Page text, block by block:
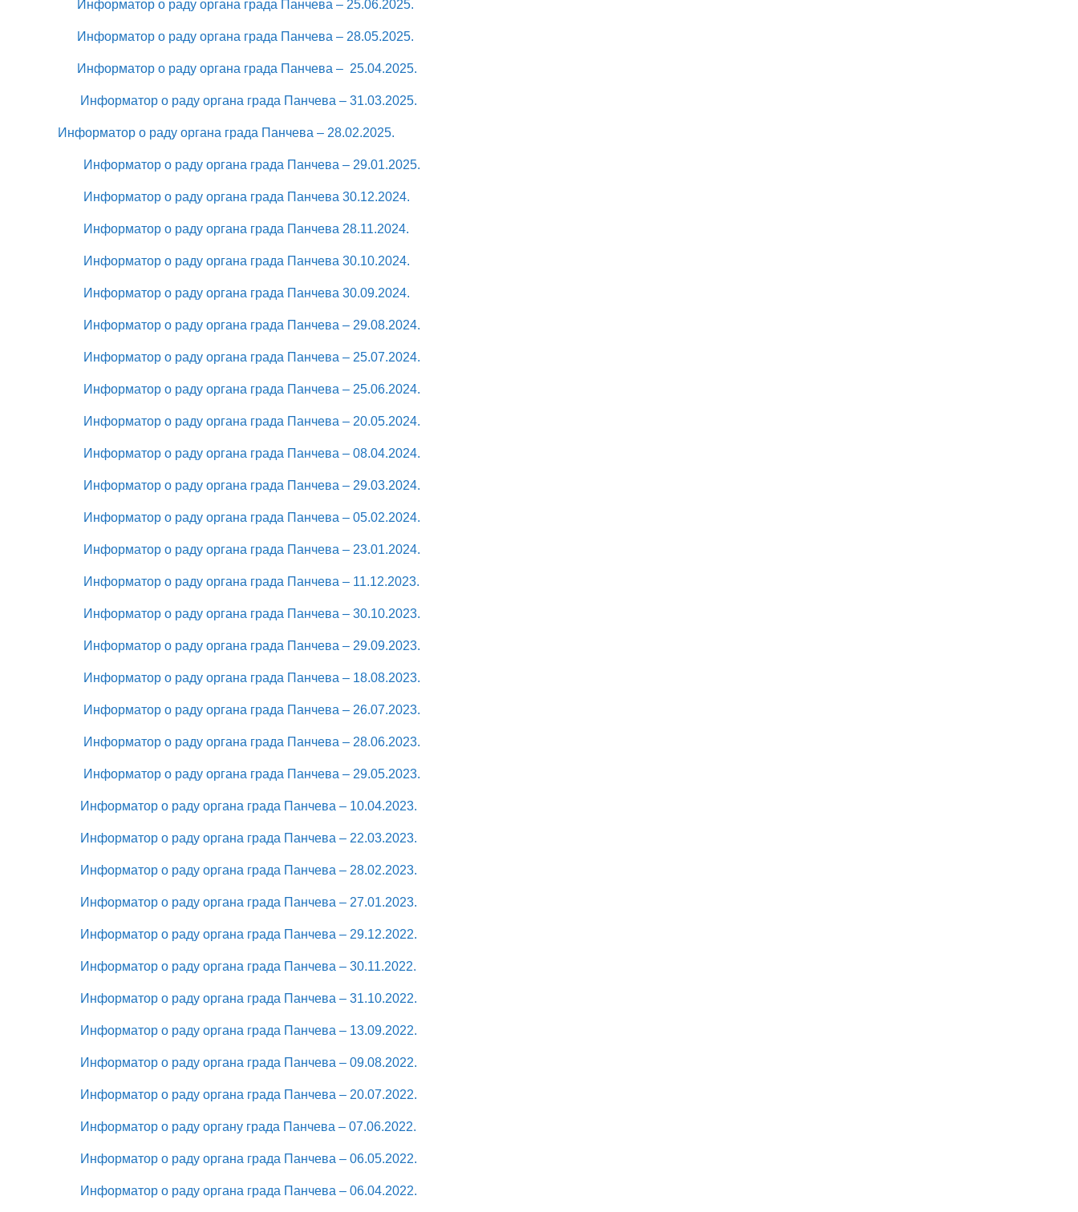
Информатор о раду органа града Панчева – 25.06.2025.
Информатор о раду органа града Панчева – 28.05.2025.
Информатор о раду органа града Панчева – 25.04.2025.
Информатор о раду органа града Панчева – 31.03.2025.
Информатор о раду органа града Панчева – 28.02.2025.
Информатор о раду органа града Панчева – 29.01.2025.
Информатор о раду органа града Панчева 30.12.2024.
Информатор о раду органа града Панчева 28.11.2024.
Информатор о раду органа града Панчева 30.10.2024.
Информатор о раду органа града Панчева 30.09.2024.
Информатор о раду органа града Панчева – 29.08.2024.
Информатор о раду органа града Панчева – 25.07.2024.
Информатор о раду органа града Панчева – 25.06.2024.
Информатор о раду органа града Панчева – 20.05.2024.
Информатор о раду органа града Панчева – 08.04.2024.
Информатор о раду органа града Панчева – 29.03.2024.
Информатор о раду органа града Панчева – 05.02.2024.
Информатор о раду органа града Панчева – 23.01.2024.
Информатор о раду органа града Панчева – 11.12.2023.
Информатор о раду органа града Панчева – 30.10.2023.
Информатор о раду органа града Панчева – 29.09.2023.
Информатор о раду органа града Панчева – 18.08.2023.
Информатор о раду органа града Панчева – 26.07.2023.
Информатор о раду органа града Панчева – 28.06.2023.
Информатор о раду органа града Панчева – 29.05.2023.
Информатор о раду органа града Панчева – 10.04.2023.
Информатор о раду органа града Панчева – 22.03.2023.
Информатор о раду органа града Панчева – 28.02.2023.
Информатор о раду органа града Панчева – 27.01.2023.
Информатор о раду органа града Панчева – 29.12.2022.
Информатор о раду органа града Панчева – 30.11.2022.
Информатор о раду органа града Панчева – 31.10.2022.
Информатор о раду органа града Панчева – 13.09.2022.
Информатор о раду органа града Панчева – 09.08.2022.
Информатор о раду органа града Панчева – 20.07.2022.
Информатор о раду органу града Панчева – 07.06.2022.
Информатор о раду органа града Панчева – 06.05.2022.
Информатор о раду органа града Панчева – 06.04.2022.